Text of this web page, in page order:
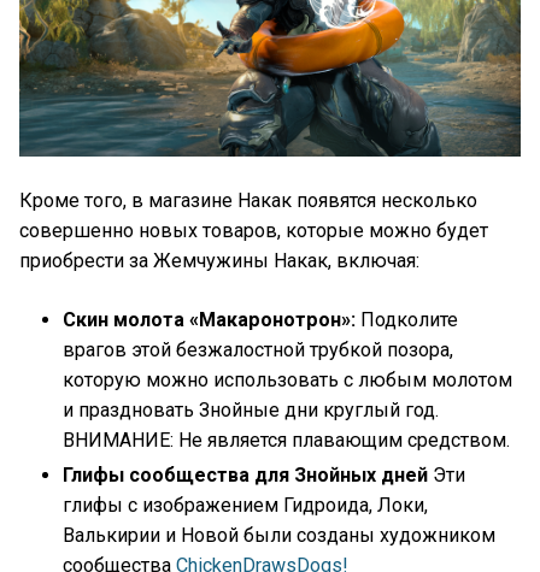
Кроме того, в магазине Накак появятся несколько
совершенно новых товаров, которые можно будет
приобрести за Жемчужины Накак, включая:
Скин молота «Макаронотрон»: Подколите
врагов этой безжалостной трубкой позора,
которую можно использовать с любым молотом
и праздновать Знойные дни круглый год.
ВНИМАНИЕ: Не является плавающим средством.
Глифы сообщества для Знойных дней Эти
глифы с изображением Гидроида, Локи,
Валькирии и Новой были созданы художником
сообществаChickenDrawsDogs!